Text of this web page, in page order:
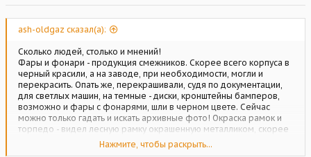
ash-oldgaz сказал(а):
Сколько людей, столько и мнений!
Фары и фонари - продукция смежников. Скорее всего корпуса в
черный красили, а на заводе, при необходимости, могли и
перекрасить. Опать же, перекрашивали, судя по документации,
для светлых машин, на темные - диски, кронштейны бамперов,
возможно и фары с фонарями, шли в черном цвете. Сейчас
можно только гадать и искать архивные фото! Окраска рамок и
торпедо - видел лесную рамку окрашенную металликом, скорее
всего импортной краской, скорее всего это считалось круче чем
под дерево. Окраска "под дерево" не сложнее нанесения
Нажмите, чтобы раскрыть...